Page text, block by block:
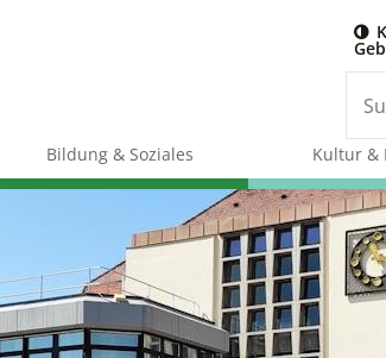
Bildung & Soziales Kultur &